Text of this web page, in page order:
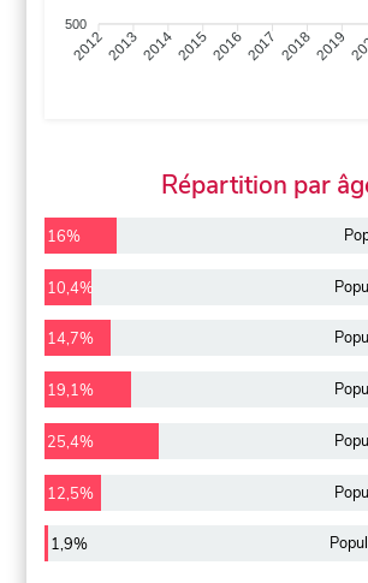
500
201220132014201520162017 20182019
Répartition par
16%
10,4%
14,7%
19,1%
25,4%
12,5%
1,9%